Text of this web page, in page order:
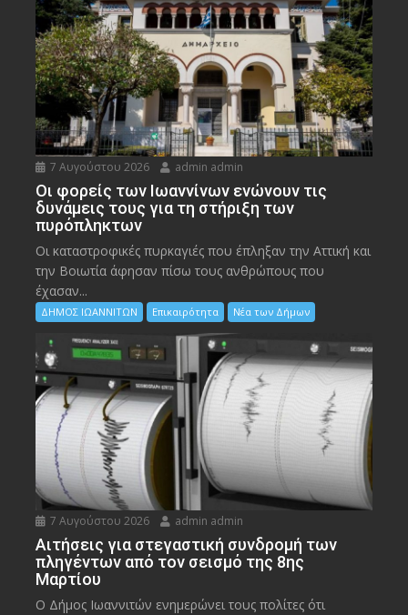
7 Αυγούστου 2026 admin admin
Οι φορείς των Ιωαννίνων ενώνουν τις
δυνάμεις τους για τη στήριξη των
πυρόπληκτων
Οι καταστροφικές πυρκαγιές που έπληξαν την Αττική και
την Bοιωτία άφησαν πίσω τους ανθρώπους που
έχασαν...
ΔΗΜΟΣ ΙΩΑΝΝΙΤΩΝ Επικαιρότητα Νέα των Δήμων
7 Αυγούστου 2026 admin admin
Αιτήσεις για στεγαστική συνδρομή των
πληγέντων από τον σεισμό της 8ης
Μαρτίου
Ο Δήμος Ιωαννιτών ενημερώνει τους πολίτες ότι